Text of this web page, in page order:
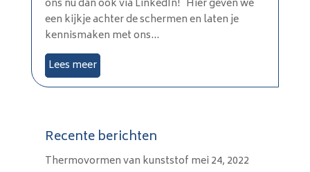
ons nu dan ook via LinkedIn! Hier geven we
een kijkje achter de schermen en laten je
kennismaken met ons...
Lees meer
Recente berichten
Thermovormen van kunststof mei 24, 2022